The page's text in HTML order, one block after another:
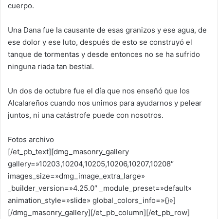
cuerpo.
Una Dana fue la causante de esas granizos y ese agua, de
ese dolor y ese luto, después de esto se construyó el
tanque de tormentas y desde entonces no se ha sufrido
ninguna riada tan bestial.
Un dos de octubre fue el día que nos enseñó que los
Alcalareños cuando nos unimos para ayudarnos y pelear
juntos, ni una catástrofe puede con nosotros.
Fotos archivo
[/et_pb_text][dmg_masonry_gallery
gallery=»10203,10204,10205,10206,10207,10208″
images_size=»dmg_image_extra_large»
_builder_version=»4.25.0″ _module_preset=»default»
animation_style=»slide» global_colors_info=»{}»]
[/dmg_masonry_gallery][/et_pb_column][/et_pb_row]